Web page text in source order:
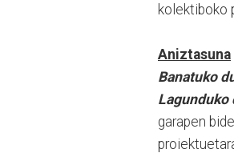
kolektiboko
Aniztasuna
Banatuko
Lagunduko
garapen